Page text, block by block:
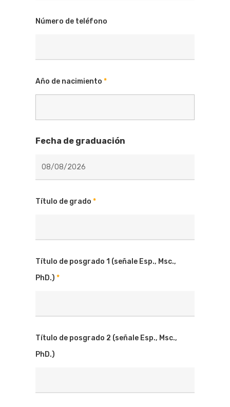
Número de teléfono
Año de nacimiento *
Fecha de graduación
Título de grado *
Título de posgrado 1 (señale Esp., Msc.,
PhD.) *
Título de posgrado 2 (señale Esp., Msc.,
PhD.)